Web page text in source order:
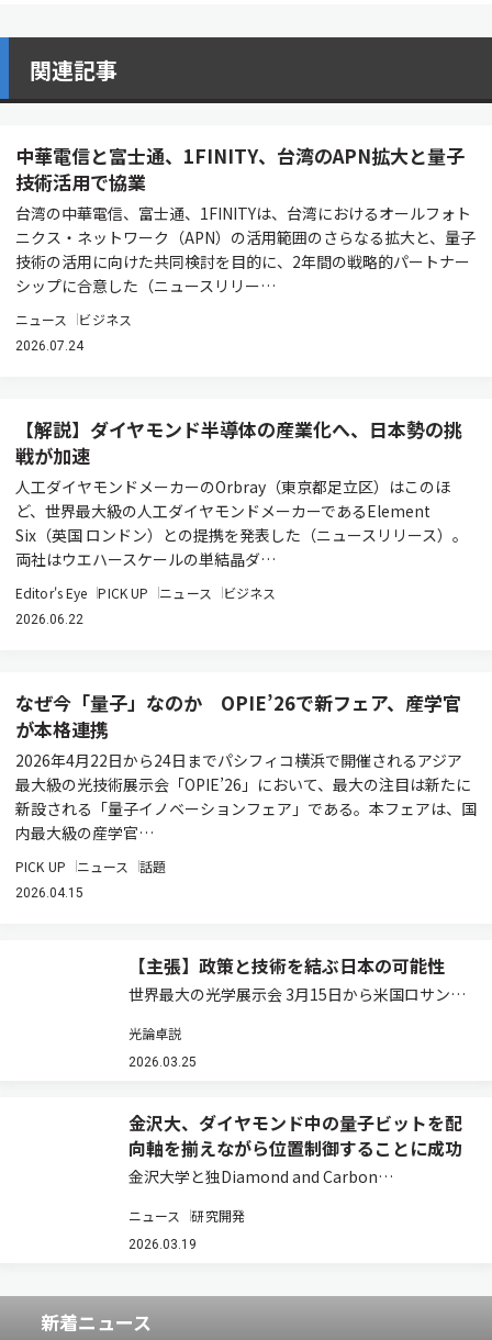
関連記事
中華電信と富士通、1FINITY、台湾のAPN拡大と量子
技術活用で協業
台湾の中華電信、富士通、1FINITYは、台湾におけるオールフォト
ニクス・ネットワーク（APN）の活用範囲のさらなる拡大と、量子
技術の活用に向けた共同検討を目的に、2年間の戦略的パートナー
シップに合意した（ニュースリリー…
ニュース ビジネス
2026.07.24
【解説】ダイヤモンド半導体の産業化へ、日本勢の挑
戦が加速
人工ダイヤモンドメーカーのOrbray（東京都足立区）はこのほ
ど、世界最大級の人工ダイヤモンドメーカーであるElement
Six（英国 ロンドン）との提携を発表した（ニュースリリース）。
両社はウエハースケールの単結晶ダ…
Editor's Eye PICK UP ニュース ビジネス
2026.06.22
なぜ今「量子」なのか OPIE’26で新フェア、産学官
が本格連携
2026年4月22日から24日までパシフィコ横浜で開催されるアジア
最大級の光技術展示会「OPIE’26」において、最大の注目は新たに
新設される「量子イノベーションフェア」である。本フェアは、国
内最大級の産学官…
PICK UP ニュース 話題
2026.04.15
【主張】政策と技術を結ぶ日本の可能性
世界最大の光学展示会 3月15日から米国ロサンゼ
Conference and Exhibition）が開幕する。通信
バブル崩壊後、存在感を失っていた同…
光論卓説
2026.03.25
金沢大、ダイヤモンド中の量子ビットを配
向軸を揃えながら位置制御することに成功
金沢大学と独Diamond and Carbon
の量子ビットとして有用なNVセンターを、配向
軸を揃えたまま任意の位置に生成する技術を開発
ニュース 研究開発
2026.03.19
新着ニュース